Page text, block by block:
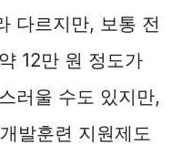
다르지만, 보통 전
12만 원 정도가
러울 수도 있지만,
발훈련 지원제도